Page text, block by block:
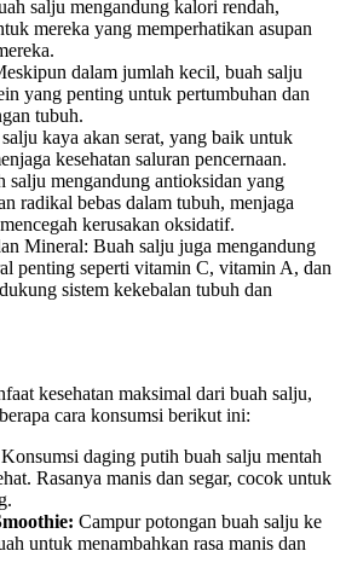
salju mengandung kalori rendah,
mereka yang memperhatikan asupan
dalam jumlah kecil, buah salju
yang penting untuk pertumbuhan dan
tubuh.
kaya akan serat, yang baik untuk
kesehatan saluran pencernaan.
salju mengandung antioksidan yang
radikal bebas dalam tubuh, menjaga
kerusakan oksidatif.
Mineral: Buah salju juga mengandung
penting seperti vitamin C, vitamin A, dan
sistem kekebalan tubuh dan
kesehatan maksimal dari buah salju,
cara konsumsi berikut ini:
Konsumsi daging putih buah salju mentah
Rasanya manis dan segar, cocok untuk
: Campur potongan buah salju ke
untuk menambahkan rasa manis dan